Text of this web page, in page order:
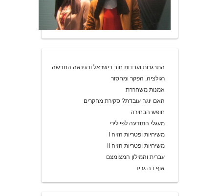
התבגרות ועבדות חוב בישראל ובגינאה החדשה
רגולציה, הפקר ומחסור
אמנות משחררת
האם יוגה עובדת? סקירת מחקרים
חופש הבחירה
מעגלי התודעה לפי לירי
משיחיות ופטריות הזיה I
משיחיות ופטריות הזיה II
עברית והמילון המצומצם
אוף דה גריד